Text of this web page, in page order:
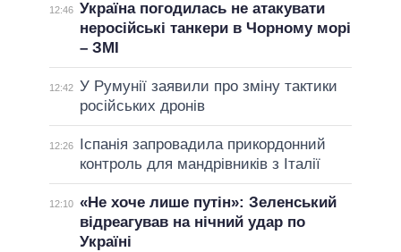
12:46 Україна погодилась не атакувати
неросійські танкери в Чорному морі
– ЗМІ
12:42 У Румунії заявили про зміну тактики
російських дронів
12:26
Іспанія запровадила прикордонний
контроль для мандрівників з Італії
12:10 «Не хоче лише путін»: Зеленський
відреагував на нічний удар по
Україні